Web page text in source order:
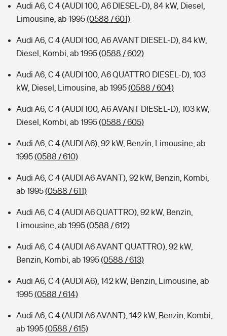
Audi A6, C 4 (AUDI 100, A6 DIESEL-D), 84 kW, Diesel,
Limousine, ab 1995(0588 / 601)
Audi A6, C 4 (AUDI 100, A6 AVANT DIESEL-D), 84 kW,
Diesel, Kombi, ab 1995(0588 / 602)
Audi A6, C 4 (AUDI 100, A6 QUATTRO DIESEL-D), 103
kW, Diesel, Limousine, ab 1995(0588 / 604)
Audi A6, C 4 (AUDI 100, A6 AVANT DIESEL-D), 103 kW,
Diesel, Kombi, ab 1995(0588 / 605)
Audi A6, C 4 (AUDI A6), 92 kW, Benzin, Limousine, ab
1995(0588 / 610)
Audi A6, C 4 (AUDI A6 AVANT), 92 kW, Benzin, Kombi,
ab 1995(0588 / 611)
Audi A6, C 4 (AUDI A6 QUATTRO), 92 kW, Benzin,
Limousine, ab 1995(0588 / 612)
Audi A6, C 4 (AUDI A6 AVANT QUATTRO), 92 kW,
Benzin, Kombi, ab 1995(0588 / 613)
Audi A6, C 4 (AUDI A6), 142 kW, Benzin, Limousine, ab
1995(0588 / 614)
Audi A6, C 4 (AUDI A6 AVANT), 142 kW, Benzin, Kombi,
ab 1995(0588 / 615)